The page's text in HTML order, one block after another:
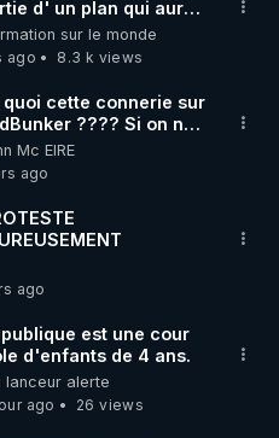
d' un plan qui aurait
le 11 septembre 2001
sur le monde
ago
8.3 k views
quoi cette connerie sur
???? Si on ne
publier, c'est un
la censure. Ne payez
boucliers pour voir
c'est une
parce que ma
Je préfère la voir
que de voir mes
s'est tiré une
le pied sans nos
CrowdBunker n'est
Migrez vers les
Mc EIRE
ago
ago
est une cour
d'enfants de 4 ans.
lanceur alerte
ago
26 views